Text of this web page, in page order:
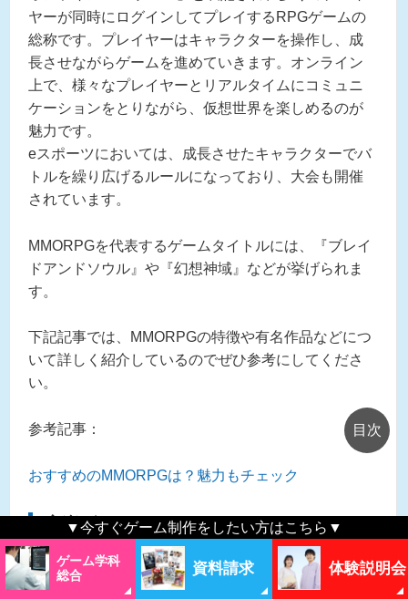
ヤーが同時にログインしてプレイするRPGゲームの
総称です。プレイヤーはキャラクターを操作し、成
長させながらゲームを進めていきます。オンライン
上で、様々なプレイヤーとリアルタイムにコミュニ
ケーションをとりながら、仮想世界を楽しめるのが
魅力です。
eスポーツにおいては、成長させたキャラクターでバ
トルを繰り広げるルールになっており、大会も開催
されています。
MMORPGを代表するゲームタイトルには、『ブレイ
ドアンドソウル』や『幻想神域』などが挙げられま
す。
下記記事では、MMORPGの特徴や有名作品などにつ
いて詳しく紹介しているのでぜひ参考にしてくださ
い。
参考記事：
おすすめのMMORPGは？魅力もチェック
音楽ゲーム
音楽ゲームとは、曲に合わせてボタンを押し、その
精度に応じて得られる点数を競うゲームの総称で
▼今すぐゲーム制作をしたい方はこちら▼
ゲーム学科
総合
資料請求 体験説明会